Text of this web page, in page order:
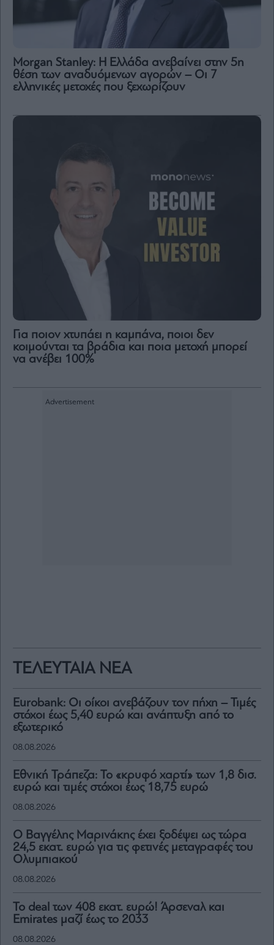
ΤΕΛΕΥΤΑΙΑ ΝΕΑ
Eurobank: Οι οίκοι ανεβάζουν τον πήχη – Τιμές
στόχοι έως 5,40 ευρώ και ανάπτυξη από το
εξωτερικό
08.08.2026
Εθνική Τράπεζα: Το «κρυφό χαρτί» των 1,8 δισ.
ευρώ και τιμές στόχοι έως 18,75 ευρώ
08.08.2026
Ο Βαγγέλης Μαρινάκης έχει ξοδέψει ως τώρα
24,5 εκατ. ευρώ για τις φετινές μεταγραφές του
Ολυμπιακού
08.08.2026
To deal των 408 εκατ. ευρώ! Άρσεναλ και
Emirates μαζί έως το 2033
08.08.2026
Morgan Stanley: Η Ελλάδα ανεβαίνει στην 5η
θέση των αναδυόμενων αγορών – Οι 7
ελληνικές μετοχές που ξεχωρίζουν
Για ποιον χτυπάει η καμπάνα, ποιοι δεν
κοιμούνται τα βράδια και ποια μετοχή μπορεί
να ανέβει 100%